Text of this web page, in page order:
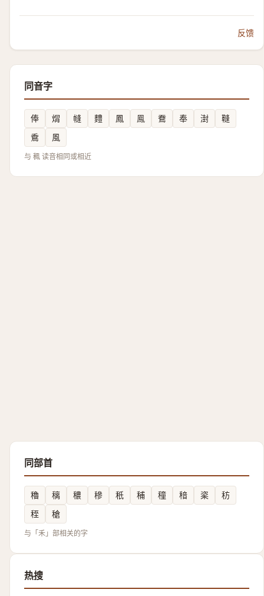
反馈
同音字
俸 焨 㡝 䵄 鳳 鳯 鴌 奉 湗
䩼
穒
風
与 䆇 读音相同或相近
同部首
穭 䅻 穠 穇 秖 秿 穜 䅧 秶
䄱
秷
䅮
与「禾」部相关的字
热搜